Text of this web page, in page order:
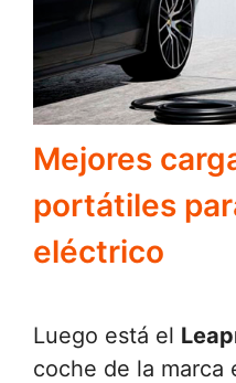
Mejores
portátiles
eléctrico
Luego está el
coche de la marca